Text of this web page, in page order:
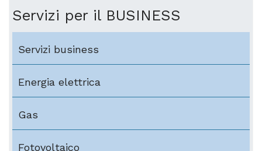
Servizi per il BUSINESS
Servizi business
Energia elettrica
Gas
Fotovoltaico